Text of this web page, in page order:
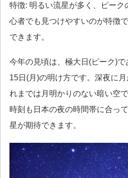
特徴: 明るい流星が多く、ピーク
心者でも見つけやすいのが特徴
できます。
今年の見頃は、極大日(ピーク)
15日(月)の明け方です。深夜に
れまでは月明かりのない暗い空
時刻も日本の夜の時間帯に合っ
星が期待できます。